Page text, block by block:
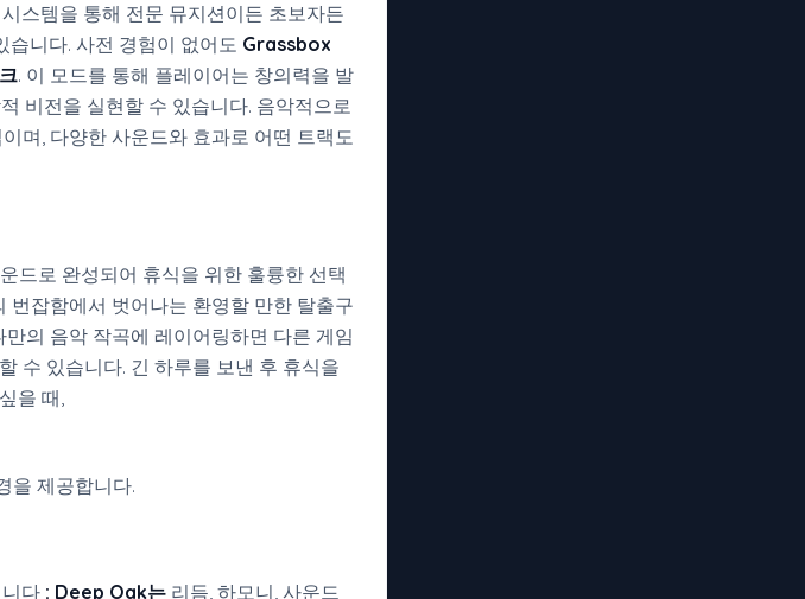
스템을 통해 전문 뮤지션이든 초보자든
습니다. 사전 경험이 없어도 Grassbox
. 이 모드를 통해 플레이어는 창의력을 발
비전을 실현할 수 있습니다. 음악적으로
며, 다양한 사운드와 효과로 어떤 트랙도
드로 완성되어 휴식을 위한 훌륭한 선택
번잡함에서 벗어나는 환영할 만한 탈출구
의 음악 작곡에 레이어링하면 다른 게임
수 있습니다. 긴 하루를 보낸 후 휴식을
을 때,
을 제공합니다.
다 : Deep Oak는 리듬, 하모니, 사운드